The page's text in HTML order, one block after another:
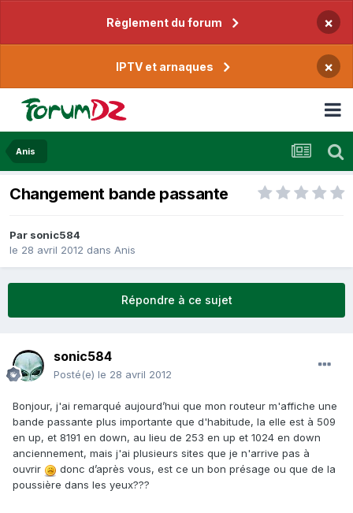
Règlement du forum ×
IPTV et arnaques ×
Anis
Changement bande passante
Par sonic584
le 28 avril 2012 dans Anis
Répondre à ce sujet
sonic584
Posté(e) le 28 avril 2012
Bonjour, j'ai remarqué aujourd’hui que mon routeur m'affiche une
bande passante plus importante que d'habitude, la elle est à 509
en up, et 8191 en down, au lieu de 253 en up et 1024 en down
anciennement, mais j'ai plusieurs sites que je n'arrive pas à
ouvrir
donc d’après vous, est ce un bon présage ou que de la
poussière dans les yeux???